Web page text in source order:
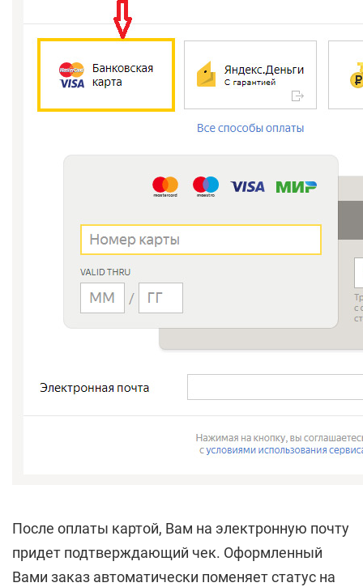
После оплаты картой, Вам на электронную почту
придет подтверждающий чек. Оформленный
Вами заказ автоматически поменяет статус на